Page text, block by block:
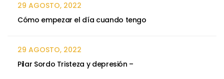
29 AGOSTO, 2022
Cómo empezar el día cuando tengo
29 AGOSTO, 2022
Pilar Sordo Tristeza y depresión –